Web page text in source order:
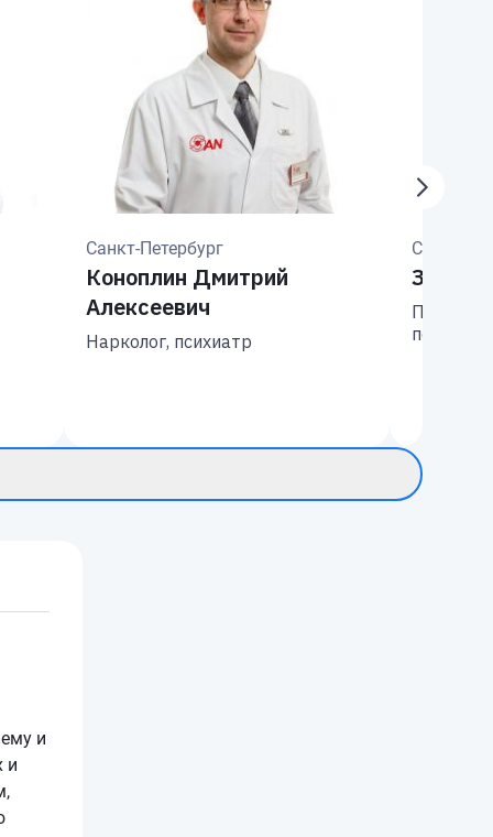
Санкт-Петербург
Коноплин Дмитрий
Алексеевич
Нарколог, психиатр
Санкт-
Зун
и
и